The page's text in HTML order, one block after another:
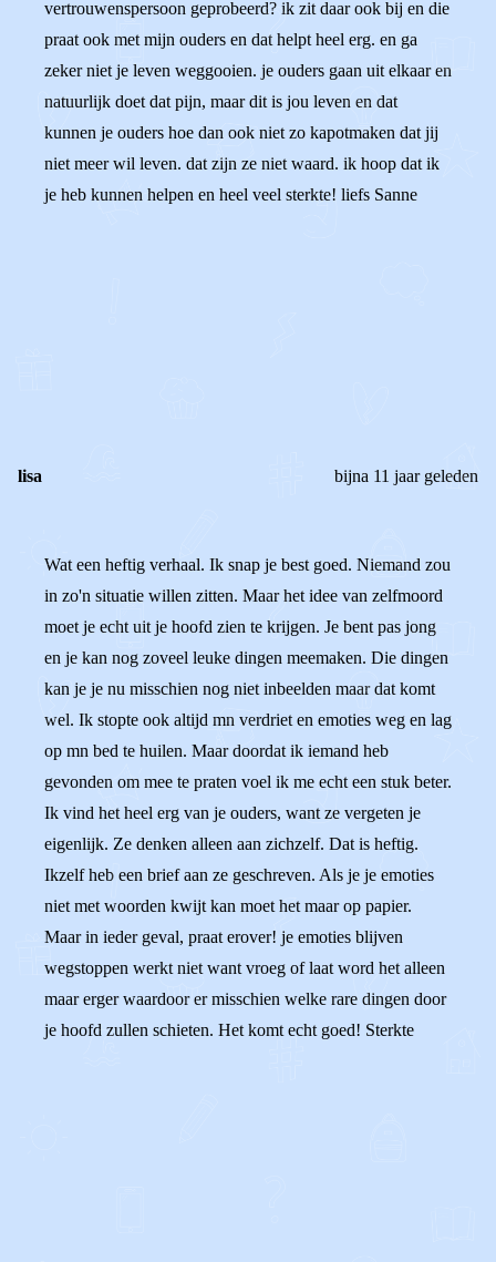
vertrouwenspersoon geprobeerd? ik zit daar ook bij en die
praat ook met mijn ouders en dat helpt heel erg. en ga
zeker niet je leven weggooien. je ouders gaan uit elkaar en
natuurlijk doet dat pijn, maar dit is jou leven en dat
kunnen je ouders hoe dan ook niet zo kapotmaken dat jij
niet meer wil leven. dat zijn ze niet waard. ik hoop dat ik
je heb kunnen helpen en heel veel sterkte! liefs Sanne
lisa bijna 11 jaar geleden
Wat een heftig verhaal. Ik snap je best goed. Niemand zou
in zo'n situatie willen zitten. Maar het idee van zelfmoord
moet je echt uit je hoofd zien te krijgen. Je bent pas jong
en je kan nog zoveel leuke dingen meemaken. Die dingen
kan je je nu misschien nog niet inbeelden maar dat komt
wel. Ik stopte ook altijd mn verdriet en emoties weg en lag
op mn bed te huilen. Maar doordat ik iemand heb
gevonden om mee te praten voel ik me echt een stuk beter.
Ik vind het heel erg van je ouders, want ze vergeten je
eigenlijk. Ze denken alleen aan zichzelf. Dat is heftig.
Ikzelf heb een brief aan ze geschreven. Als je je emoties
niet met woorden kwijt kan moet het maar op papier.
Maar in ieder geval, praat erover! je emoties blijven
wegstoppen werkt niet want vroeg of laat word het alleen
maar erger waardoor er misschien welke rare dingen door
je hoofd zullen schieten. Het komt echt goed! Sterkte